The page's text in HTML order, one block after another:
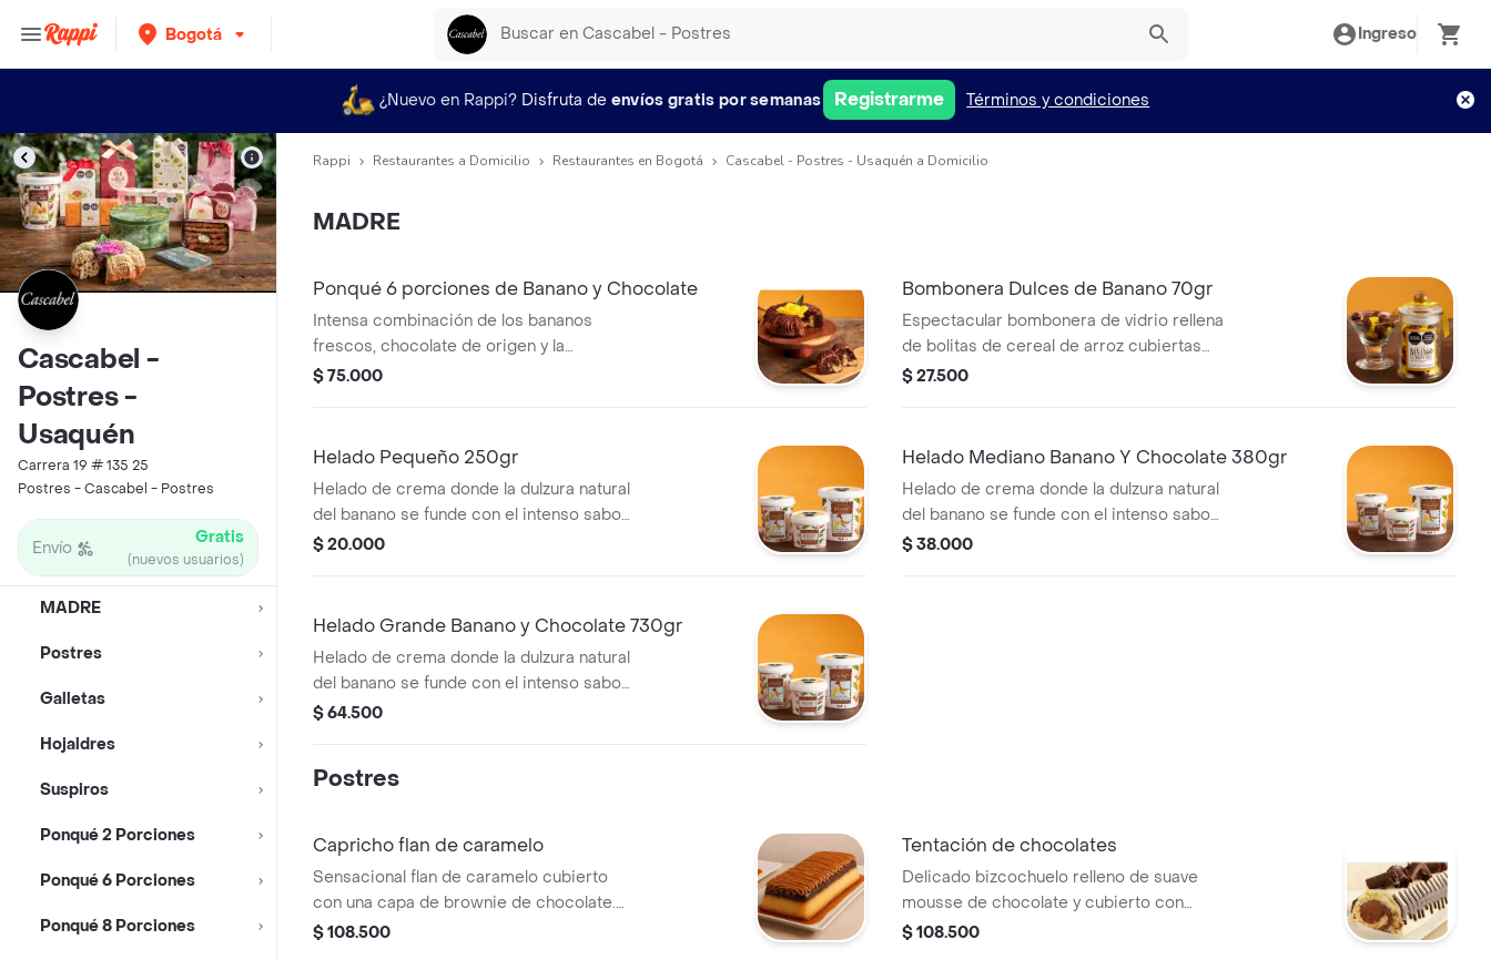
Bogotá Ingreso
¿Nuevo en Rappi? Disfruta de envíos gratis por semanas Registrarme Términos y condiciones
Cascabel -
Postres -
Usaquén
Carrera 19 # 135 25
Postres - Cascabel - Postres
Envío Gratis
(nuevos usuarios)
MADRE
Postres
Galletas
Hojaldres
Suspiros
Ponqué 2 Porciones
Ponqué 6 Porciones
Ponqué 8 Porciones
Rappi Restaurantes a Domicilio Restaurantes en Bogotá Cascabel - Postres - Usaquén a Domicilio
MADRE
Ponqué 6 porciones de Banano y Chocolate
Intensa combinación de los bananos
frescos, chocolate de origen y la
suavidad de la mantequilla. presentación
$ 75.000
Bombonera Dulces de Banano 70gr
Espectacular bombonera de vidrio rellena
de bolitas de cereal de arroz cubiertas
de chocolate y dulces en forma de
$ 27.500
Helado Pequeño 250gr
Helado de crema donde la dulzura natural
del banano se funde con el intenso sabor
del chocolate. Ideal para quienes buscan
$ 20.000
Helado Mediano Banano Y Chocolate 380gr
Helado de crema donde la dulzura natural
del banano se funde con el intenso sabor
del chocolate. Ideal para quienes buscan
$ 38.000
Helado Grande Banano y Chocolate 730gr
Helado de crema donde la dulzura natural
del banano se funde con el intenso sabor
del chocolate. Ideal para quienes buscan
$ 64.500
Postres
Capricho flan de caramelo
Sensacional flan de caramelo cubierto
con una capa de brownie de chocolate.
presentación de 10 a 12 porciones,
$ 108.500
Tentación de chocolates
Delicado bizcochuelo relleno de suave
mousse de chocolate y cubierto con
salsa de chocolate blanco. presentación
$ 108.500